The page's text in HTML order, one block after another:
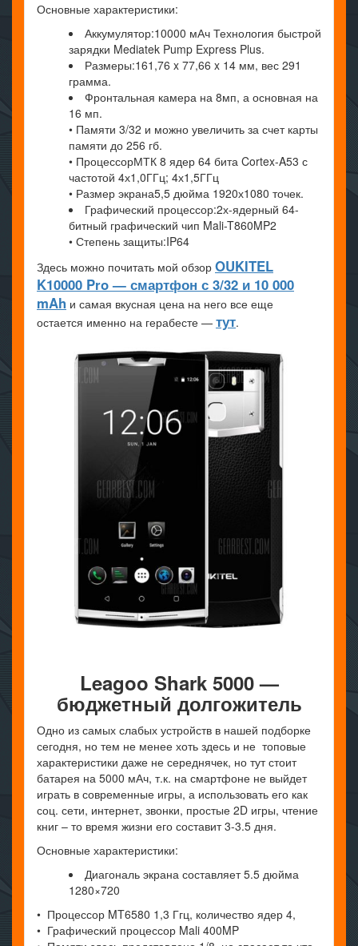
Основные характеристики:
Аккумулятор:10000 мАч Технология быстрой
зарядки Mediatek Pump Express Plus.
Размеры:161,76 x 77,66 x 14 мм, вес 291
грамма.
Фронтальная камера на 8мп, а основная на
16 мп.
• Памяти 3/32 и можно увеличить за счет карты
памяти до 256 гб.
• ПроцессорМТК 8 ядер 64 бита Cortex-A53 с
частотой 4х1,0ГГц; 4х1,5ГГц
• Размер экрана5,5 дюйма 1920х1080 точек.
Графический процессор:2х-ядерный 64-
битный графический чип Mali-T860MP2
• Степень защиты:IP64
Здесь можно почитать мой обзор OUKITEL
K10000 Pro — смартфон с 3/32 и 10 000
mAh и самая вкусная цена на него все еще
остается именно на герабесте — тут.
Leagoo Shark5000 —
бюджетный долгожитель
Одно из самых слабых устройств в нашей подборке
сегодня, но тем не менее хоть здесь и не топовые
характеристики даже не середнячек, но тут стоит
батарея на 5000 мАч, т.к. на смартфоне не выйдет
играть в современные игры, а использовать его как
соц. сети, интернет, звонки, простые 2D игры, чтение
книг – то время жизни его составит 3-3.5 дня.
Основные характеристики:
Диагональ экрана составляет 5.5 дюйма
1280×720
• Процессор MT6580 1,3 Ггц, количество ядер 4,
• Графический процессор Mali 400MP